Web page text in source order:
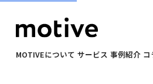
MOTIVEについて サービス 事例紹介 コ